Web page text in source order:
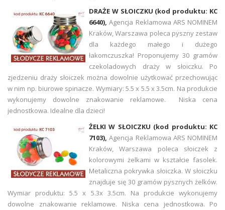
DRAŻE W SŁOICZKU (kod produktu: KC
6640), Agencja Reklamowa ARS NOMINEM
Kraków, Warszawa poleca pyszny zestaw
dla każdego małego i dużego
łakomczuszka! Proponujemy 30 gramów
czekoladowych draży w słoiczku. Po
zjedzeniu draży słoiczek można dowolnie użytkować przechowując
w nim np. biurowe spinacze. Wymiary: 5.5 x 5.5 x 3.5cm. Na produkcie
wykonujemy dowolne znakowanie reklamowe. Niska cena
jednostkowa. Idealne dla dzieci!
ŻELKI W SŁOICZKU (kod produktu: KC
7103), Agencja Reklamowa ARS NOMINEM
Kraków, Warszawa poleca słoiczek z
kolorowymi żelkami w kształcie fasolek.
Metaliczna pokrywka słoiczka. W słoiczku
znajduje się 30 gramów pysznych żelków.
Wymiar produktu: 5.5 x 5.3x 3.5cm. Na produkcie wykonujemy
dowolne znakowanie reklamowe. Niska cena jednostkowa. Po